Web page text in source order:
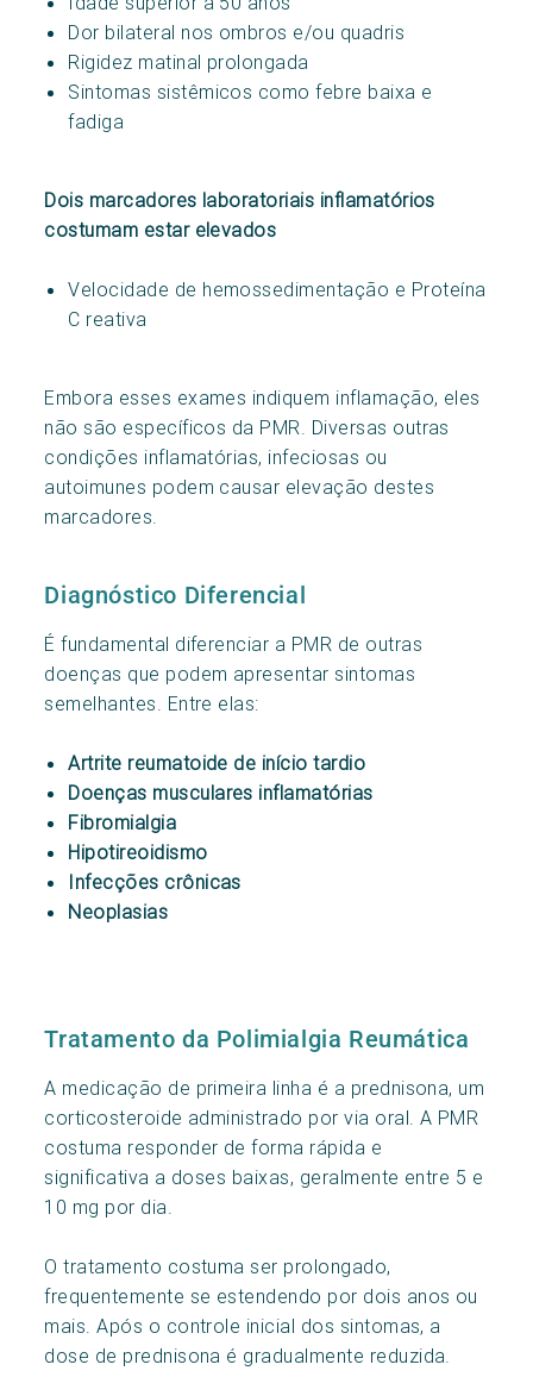
Dor bilateral nos ombros e/ou quadris
Rigidez matinal prolongada
Sintomas sistêmicos como febre baixa e
fadiga
Dois marcadores laboratoriais inflamatórios
costumam estar elevados
Velocidade de hemossedimentação e Proteína
C reativa
Embora esses exames indiquem inflamação, eles
não são específicos da PMR. Diversas outras
condições inflamatórias, infeciosas ou
autoimunes podem causar elevação destes
marcadores.
Diagnóstico Diferencial
É fundamental diferenciar a PMR de outras
doenças que podem apresentar sintomas
semelhantes. Entre elas:
Artrite reumatoide de início tardio
Doenças musculares inflamatórias
Fibromialgia
Hipotireoidismo
Infecções crônicas
Neoplasias
Tratamento da Polimialgia Reumática
A medicação de primeira linha é a prednisona, um
corticosteroide administrado por via oral. A PMR
costuma responder de forma rápida e
significativa a doses baixas, geralmente entre 5 e
10 mg por dia.
O tratamento costuma ser prolongado,
frequentemente se estendendo por dois anos ou
mais. Após o controle inicial dos sintomas, a
dose de prednisona é gradualmente reduzida.